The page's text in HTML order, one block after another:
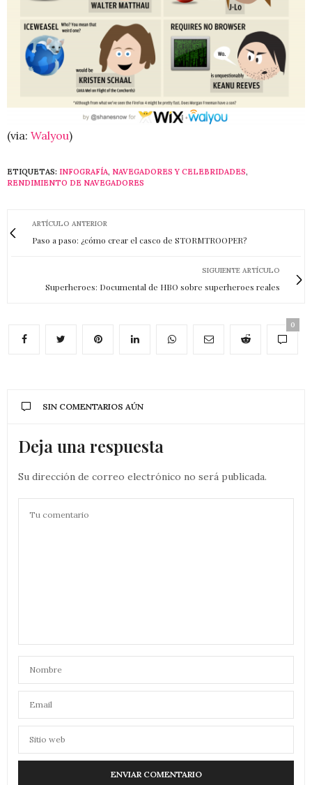
(via: Walyou)
ETIQUETAS: INFOGRAFÍA, NAVEGADORES Y CELEBRIDADES,
RENDIMIENTO DE NAVEGADORES
ARTÍCULO ANTERIOR
Paso a paso: ¿cómo crear el casco de STORMTROOPER?
SIGUIENTE ARTÍCULO
Superheroes: Documental de HBO sobre superheroes reales
0
SIN COMENTARIOS AÚN
Deja una respuesta
Su dirección de correo electrónico no será publicada.